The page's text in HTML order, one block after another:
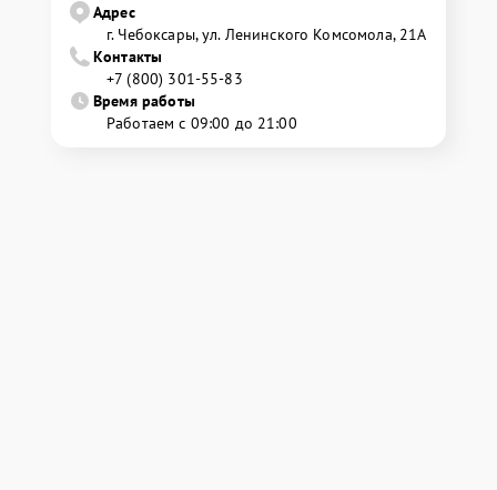
Адрес
г. Чебоксары, ул. Ленинского Комсомола, 21А
Контакты
+7 (800) 301-55-83
Время работы
Работаем с 09:00 до 21:00